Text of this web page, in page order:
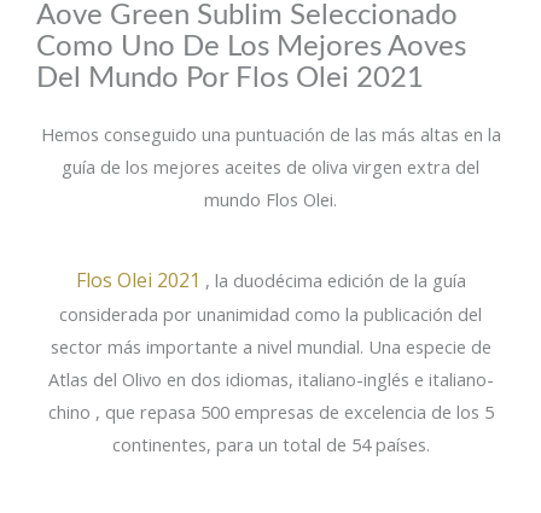
Aove Green Sublim Seleccionado
Como Uno De Los Mejores Aoves
Del Mundo Por Flos Olei 2021
Hemos conseguido una puntuación de las más altas en la
guía de los mejores aceites de oliva virgen extra del
mundo Flos Olei.
Flos Olei 2021 , la duodécima edición de la guía
considerada por unanimidad como la publicación del
sector más importante a nivel mundial. Una especie de
Atlas del Olivo en dos idiomas, italiano-inglés e italiano-
chino , que repasa 500 empresas de excelencia de los 5
continentes, para un total de 54 países.